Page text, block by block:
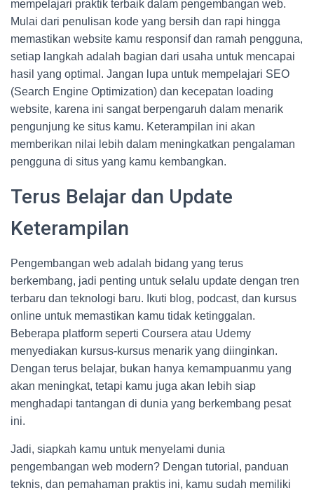
mempelajari praktik terbaik dalam pengembangan web.
Mulai dari penulisan kode yang bersih dan rapi hingga
memastikan website kamu responsif dan ramah pengguna,
setiap langkah adalah bagian dari usaha untuk mencapai
hasil yang optimal. Jangan lupa untuk mempelajari SEO
(Search Engine Optimization) dan kecepatan loading
website, karena ini sangat berpengaruh dalam menarik
pengunjung ke situs kamu. Keterampilan ini akan
memberikan nilai lebih dalam meningkatkan pengalaman
pengguna di situs yang kamu kembangkan.
Terus Belajar dan Update
Keterampilan
Pengembangan web adalah bidang yang terus
berkembang, jadi penting untuk selalu update dengan tren
terbaru dan teknologi baru. Ikuti blog, podcast, dan kursus
online untuk memastikan kamu tidak ketinggalan.
Beberapa platform seperti Coursera atau Udemy
menyediakan kursus-kursus menarik yang diinginkan.
Dengan terus belajar, bukan hanya kemampuanmu yang
akan meningkat, tetapi kamu juga akan lebih siap
menghadapi tantangan di dunia yang berkembang pesat
ini.
Jadi, siapkah kamu untuk menyelami dunia
pengembangan web modern? Dengan tutorial, panduan
teknis, dan pemahaman praktis ini, kamu sudah memiliki